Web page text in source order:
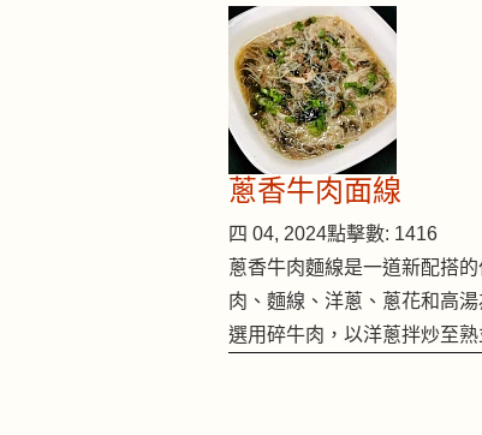
蔥香牛肉面線
四 04, 2024點擊數: 1416
蔥香牛肉麵線是一道新配搭
肉、麵線、洋蔥、蔥花和高
選用碎牛肉，以洋蔥拌炒至